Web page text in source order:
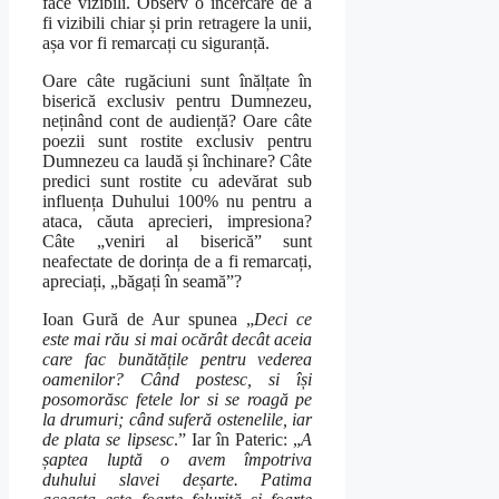
fi vizibili chiar și prin retragere la unii,
așa vor fi remarcați cu siguranță.
Oare câte rugăciuni sunt înălțate în
biserică exclusiv pentru Dumnezeu,
neținând cont de audiență? Oare câte
poezii sunt rostite exclusiv pentru
Dumnezeu ca laudă și închinare? Câte
predici sunt rostite cu adevărat sub
influența Duhului 100% nu pentru a
ataca, căuta aprecieri, impresiona?
Câte „veniri al biserică” sunt
neafectate de dorința de a fi remarcați,
apreciați, „băgați în seamă”?
Ioan Gură de Aur spunea „Deci ce
este mai rău si mai ocărât decât aceia
care fac bunătățile pentru vederea
oamenilor? Când postesc, si își
posomorăsc fetele lor si se roagă pe
la drumuri; când suferă ostenelile, iar
de plata se lipsesc.” Iar în Pateric: „A
șaptea luptă o avem împotriva
duhului slavei deșarte. Patima